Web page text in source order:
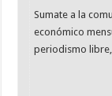
Sumate a la
económico
periodismo